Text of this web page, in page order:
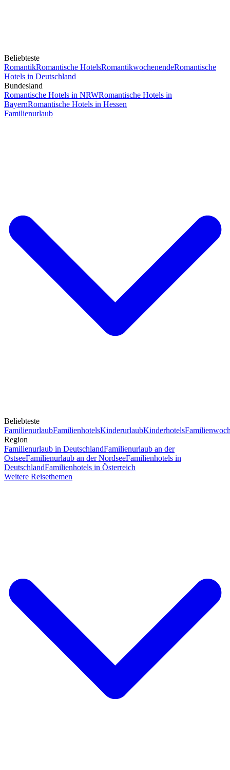
Beliebteste
RomantikRomantische HotelsRomantikwochenendeRomantische
Hotels in Deutschland
Bundesland
Romantische Hotels in NRWRomantische Hotels in
BayernRomantische Hotels in Hessen
Familienurlaub
Beliebteste
FamilienurlaubFamilienhotelsKinderurlaubKinderhotels
Region
Familienurlaub in DeutschlandFamilienurlaub an der
OstseeFamilienurlaub an der NordseeFamilienhotels in
DeutschlandFamilienhotels in Österreich
Weitere Reisethemen